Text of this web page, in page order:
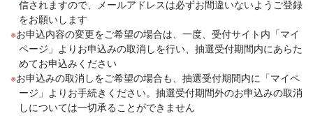
信されますので、メールアドレスは必ずお間違いないようご登録
をお願いします
お申込内容の変更をご希望の場合は、一度、受付サイト内「マイ
ページ」よりお申込みの取消しを行い、抽選受付期間内にあらた
めてお申込みください
お申込みの取消しをご希望の場合も、抽選受付期間内に「マイペ
ージ」よりお手続きください。抽選受付期間外のお申込みの取消
しについては一切承ることができません